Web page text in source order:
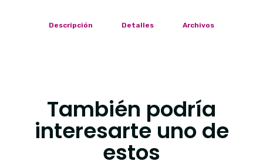
Descripción Detalles Archivos
También podría
interesarte uno de
estos